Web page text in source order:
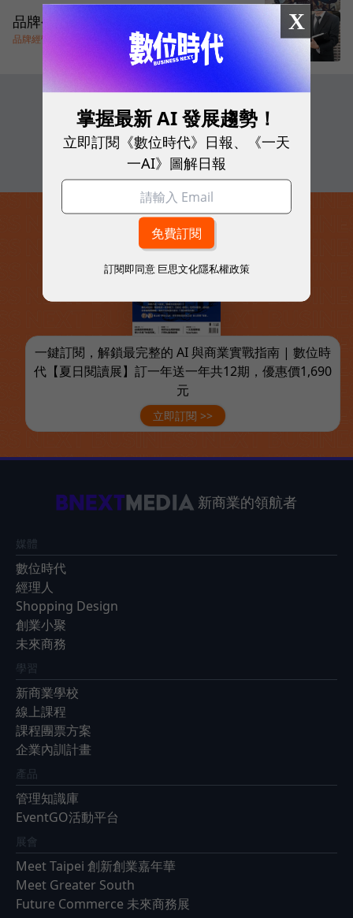
品牌公關極其重要
品牌經營
追蹤我們
一鍵訂閱，解鎖最完整的 AI 與商業實戰指南 | 數位時
代【夏日閱讀展】訂一年送一年共12期，優惠價1,690
元
立即訂閱 >>
新商業的領航者
媒體
數位時代
經理人
Shopping Design
創業小聚
未來商務
學習
新商業學校
線上課程
課程團票方案
企業內訓計畫
產品
管理知識庫
EventGO活動平台
展會
Meet Taipei 創新創業嘉年華
Meet Greater South
Future Commerce 未來商務展
X
掌握最新 AI 發展趨勢！
立即訂閱《數位時代》日報、《一天
一AI》圖解日報
訂閱即同意 巨思文化隱私權政策